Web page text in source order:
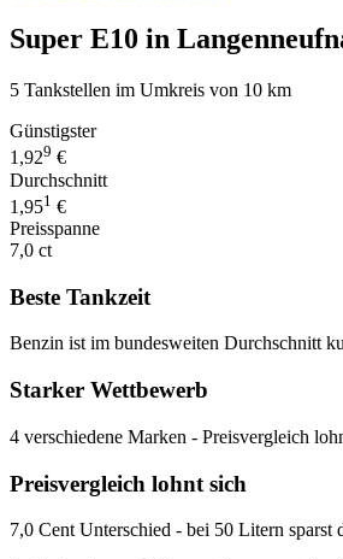
Super E10 in
5 Tankstellen im Umkreis von 10 km
Günstigster
1,929 €
Durchschnitt
1,951 €
Preisspanne
7,0 ct
Beste Tankzeit
Benzin ist im bundesweiten Durchschnitt
Starker Wettbewerb
4 verschiedene Marken - Preisvergleich
Preisvergleich lohnt sich
7,0 Cent Unterschied - bei 50 Litern sparst